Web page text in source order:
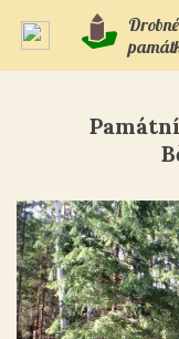
Drobné